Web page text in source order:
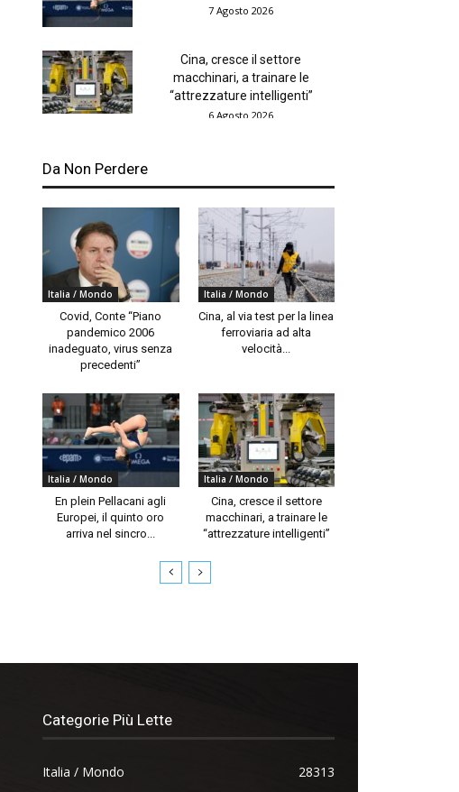
7 Agosto 2026
Cina, cresce il settore
macchinari, a trainare le
“attrezzature intelligenti”
6 Agosto 2026
Da Non Perdere
Italia / Mondo
Covid, Conte “Piano
pandemico 2006
inadeguato, virus senza
precedenti”
Italia / Mondo
Cina, al via test per la linea
ferroviaria ad alta
velocità...
Italia / Mondo
En plein Pellacani agli
Europei, il quinto oro
arriva nel sincro...
Italia / Mondo
Cina, cresce il settore
macchinari, a trainare le
“attrezzature intelligenti”
Categorie Più Lette
Italia / Mondo
28313